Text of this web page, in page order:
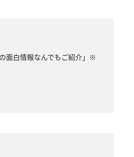
面白情報なんでもご紹介」※